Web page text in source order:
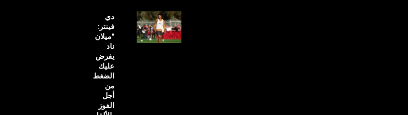
دي
فينتر:
“ميلان
ناد
يفرض
عليك
الضغط
من
أجل
الفوز